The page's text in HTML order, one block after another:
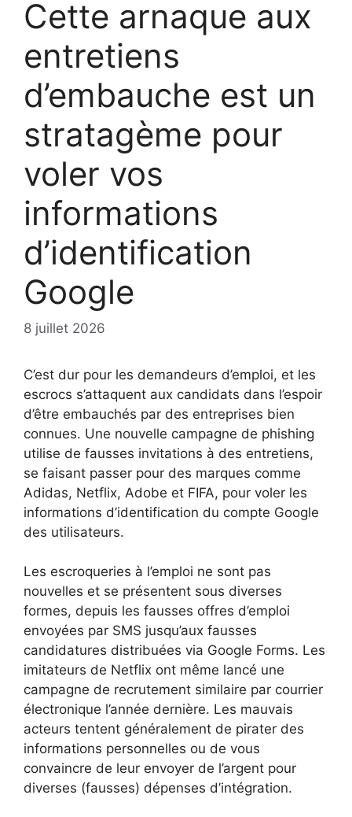
Cette arnaque aux
entretiens
d’embauche est un
stratagème pour
voler vos
informations
d’identification
Google
8 juillet 2026
C’est dur pour les demandeurs d’emploi, et les
escrocs s’attaquent aux candidats dans l’espoir
d’être embauchés par des entreprises bien
connues. Une nouvelle campagne de phishing
utilise de fausses invitations à des entretiens,
se faisant passer pour des marques comme
Adidas, Netflix, Adobe et FIFA, pour voler les
informations d’identification du compte Google
des utilisateurs.
Les escroqueries à l’emploi ne sont pas
nouvelles et se présentent sous diverses
formes, depuis les fausses offres d’emploi
envoyées par SMS jusqu’aux fausses
candidatures distribuées via Google Forms. Les
imitateurs de Netflix ont même lancé une
campagne de recrutement similaire par courrier
électronique l’année dernière. Les mauvais
acteurs tentent généralement de pirater des
informations personnelles ou de vous
convaincre de leur envoyer de l’argent pour
diverses (fausses) dépenses d’intégration.